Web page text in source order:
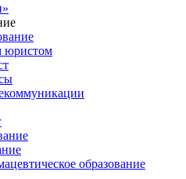
юристом
образование